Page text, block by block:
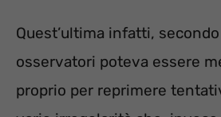
Quest’ultima infatti,
osservatori poteva essere
proprio per reprimere